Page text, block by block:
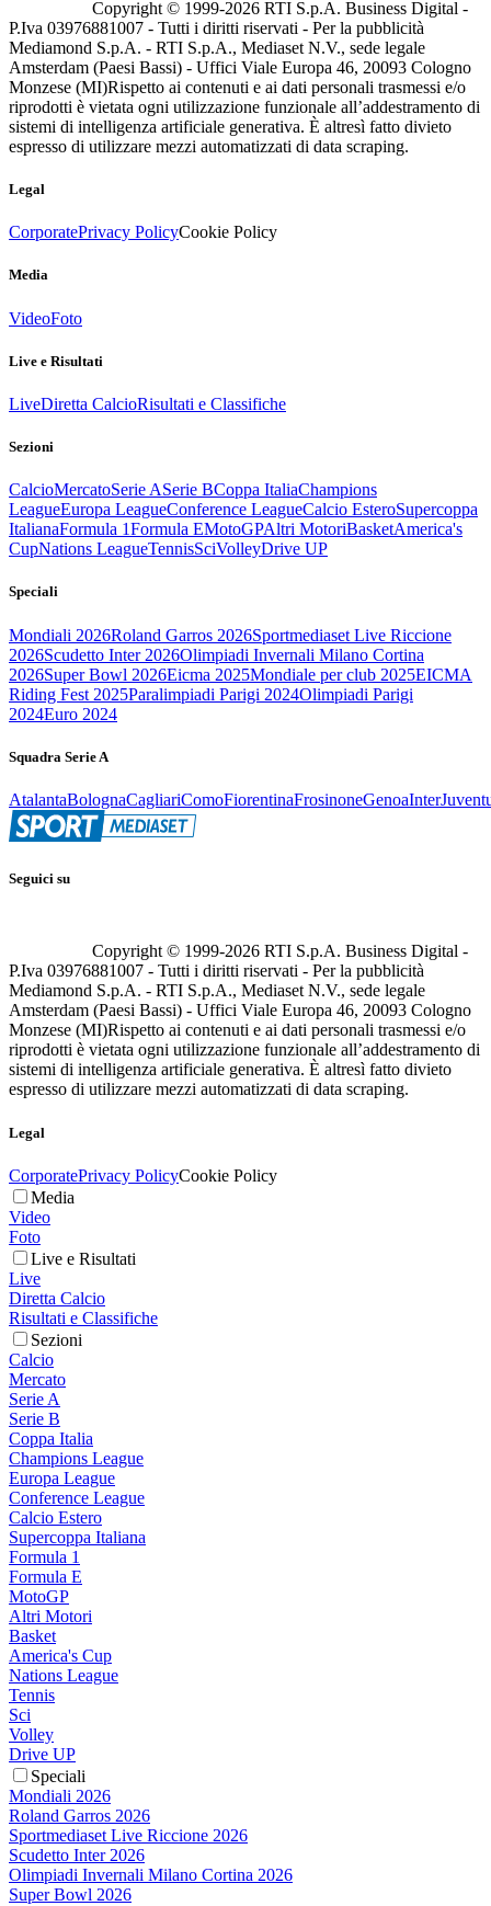
Copyright © 1999-2026 RTI S.p.A. Business Digital -
P.Iva 03976881007 - Tutti i diritti riservati - Per la pubblicità
Mediamond S.p.A. - RTI S.p.A., Mediaset N.V., sede legale
Amsterdam (Paesi Bassi) - Uffici Viale Europa 46, 20093 Cologno
Monzese (MI)Rispetto ai contenuti e ai dati personali trasmessi e/o
riprodotti è vietata ogni utilizzazione funzionale all’addestramento di
sistemi di intelligenza artificiale generativa. È altresì fatto divieto
espresso di utilizzare mezzi automatizzati di data scraping.
Legal
CorporatePrivacy PolicyCookie Policy
Media
VideoFoto
Live e Risultati
LiveDiretta CalcioRisultati e Classifiche
Sezioni
CalcioMercatoSerie ASerie BCoppa ItaliaChampions
LeagueEuropa LeagueConference LeagueCalcio EsteroSupercoppa
ItalianaFormula 1Formula EMotoGPAltri MotoriBasketAmerica's
CupNations LeagueTennisSciVolleyDrive UP
Speciali
Mondiali 2026Roland Garros 2026Sportmediaset Live Riccione
2026Scudetto Inter 2026Olimpiadi Invernali Milano Cortina
2026Super Bowl 2026Eicma 2025Mondiale per club 2025EICMA
Riding Fest 2025Paralimpiadi Parigi 2024Olimpiadi Parigi
2024Euro 2024
Squadra Serie A
AtalantaBolognaCagliariComoFiorentinaFrosinoneGenoaInter
Seguici su
Copyright © 1999-2026 RTI S.p.A. Business Digital -
P.Iva 03976881007 - Tutti i diritti riservati - Per la pubblicità
Mediamond S.p.A. - RTI S.p.A., Mediaset N.V., sede legale
Amsterdam (Paesi Bassi) - Uffici Viale Europa 46, 20093 Cologno
Monzese (MI)Rispetto ai contenuti e ai dati personali trasmessi e/o
riprodotti è vietata ogni utilizzazione funzionale all’addestramento di
sistemi di intelligenza artificiale generativa. È altresì fatto divieto
espresso di utilizzare mezzi automatizzati di data scraping.
Legal
CorporatePrivacy PolicyCookie Policy
Media
Video
Foto
Live e Risultati
Live
Diretta Calcio
Risultati e Classifiche
Sezioni
Calcio
Mercato
Serie A
Serie B
Coppa Italia
Champions League
Europa League
Conference League
Calcio Estero
Supercoppa Italiana
Formula 1
Formula E
MotoGP
Altri Motori
Basket
America's Cup
Nations League
Tennis
Sci
Volley
Drive UP
Speciali
Mondiali 2026
Roland Garros 2026
Sportmediaset Live Riccione 2026
Scudetto Inter 2026
Olimpiadi Invernali Milano Cortina 2026
Super Bowl 2026